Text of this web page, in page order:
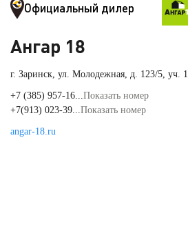
Официальный дилер
Ангар 18
г. Заринск, ул. Молодежная, д. 123/5, уч. 1
+7 (385) 957-16...Показать номер
+7(913) 023-39...Показать номер
angar-18.ru